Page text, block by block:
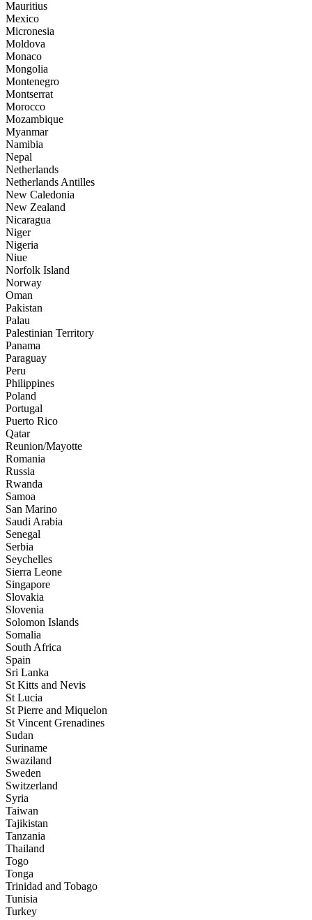
Mauritius
Mexico
Micronesia
Moldova
Monaco
Mongolia
Montenegro
Montserrat
Morocco
Mozambique
Myanmar
Namibia
Nepal
Netherlands
Netherlands Antilles
New Caledonia
New Zealand
Nicaragua
Niger
Nigeria
Niue
Norfolk Island
Norway
Oman
Pakistan
Palau
Palestinian Territory
Panama
Paraguay
Peru
Philippines
Poland
Portugal
Puerto Rico
Qatar
Reunion/Mayotte
Romania
Russia
Rwanda
Samoa
San Marino
Saudi Arabia
Senegal
Serbia
Seychelles
Sierra Leone
Singapore
Slovakia
Slovenia
Solomon Islands
Somalia
South Africa
Spain
Sri Lanka
St Kitts and Nevis
St Lucia
St Pierre and Miquelon
St Vincent Grenadines
Sudan
Suriname
Swaziland
Sweden
Switzerland
Syria
Taiwan
Tajikistan
Tanzania
Thailand
Togo
Tonga
Trinidad and Tobago
Tunisia
Turkey